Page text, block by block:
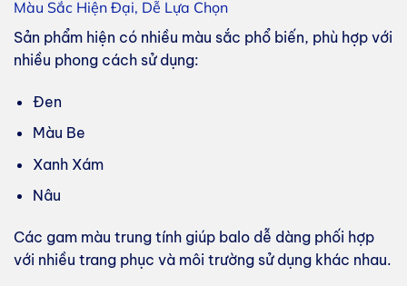
Màu Sắc Hiện Đại, Dễ Lựa Chọn
Sản phẩm hiện có nhiều màu sắc phổ biến, phù hợp với
nhiều phong cách sử dụng:
Đen
Màu Be
Xanh Xám
Nâu
Các gam màu trung tính giúp balo dễ dàng phối hợp
với nhiều trang phục và môi trường sử dụng khác nhau.